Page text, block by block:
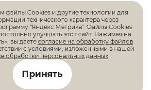
Информация, размещенная на
не является публичной офертой
файлы Cookies и другие технологии для
технического характера через
"Яндекс Метрика". Файлы Cookies
улучшать этот сайт. Нажимая на
вы даетесогласие на обработку файлов
с условиями, изложенными в нашей
обработки персональных данных.
Принять